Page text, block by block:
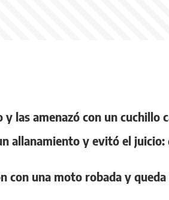
las amenazó con un cuchillo
allanamiento y evitó el juicio:
con una moto robada y